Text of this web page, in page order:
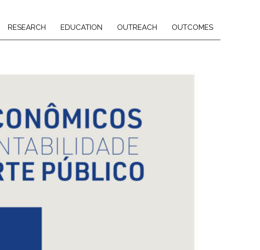
RESEARCH EDUCATION OUTREACH OUTCOMES